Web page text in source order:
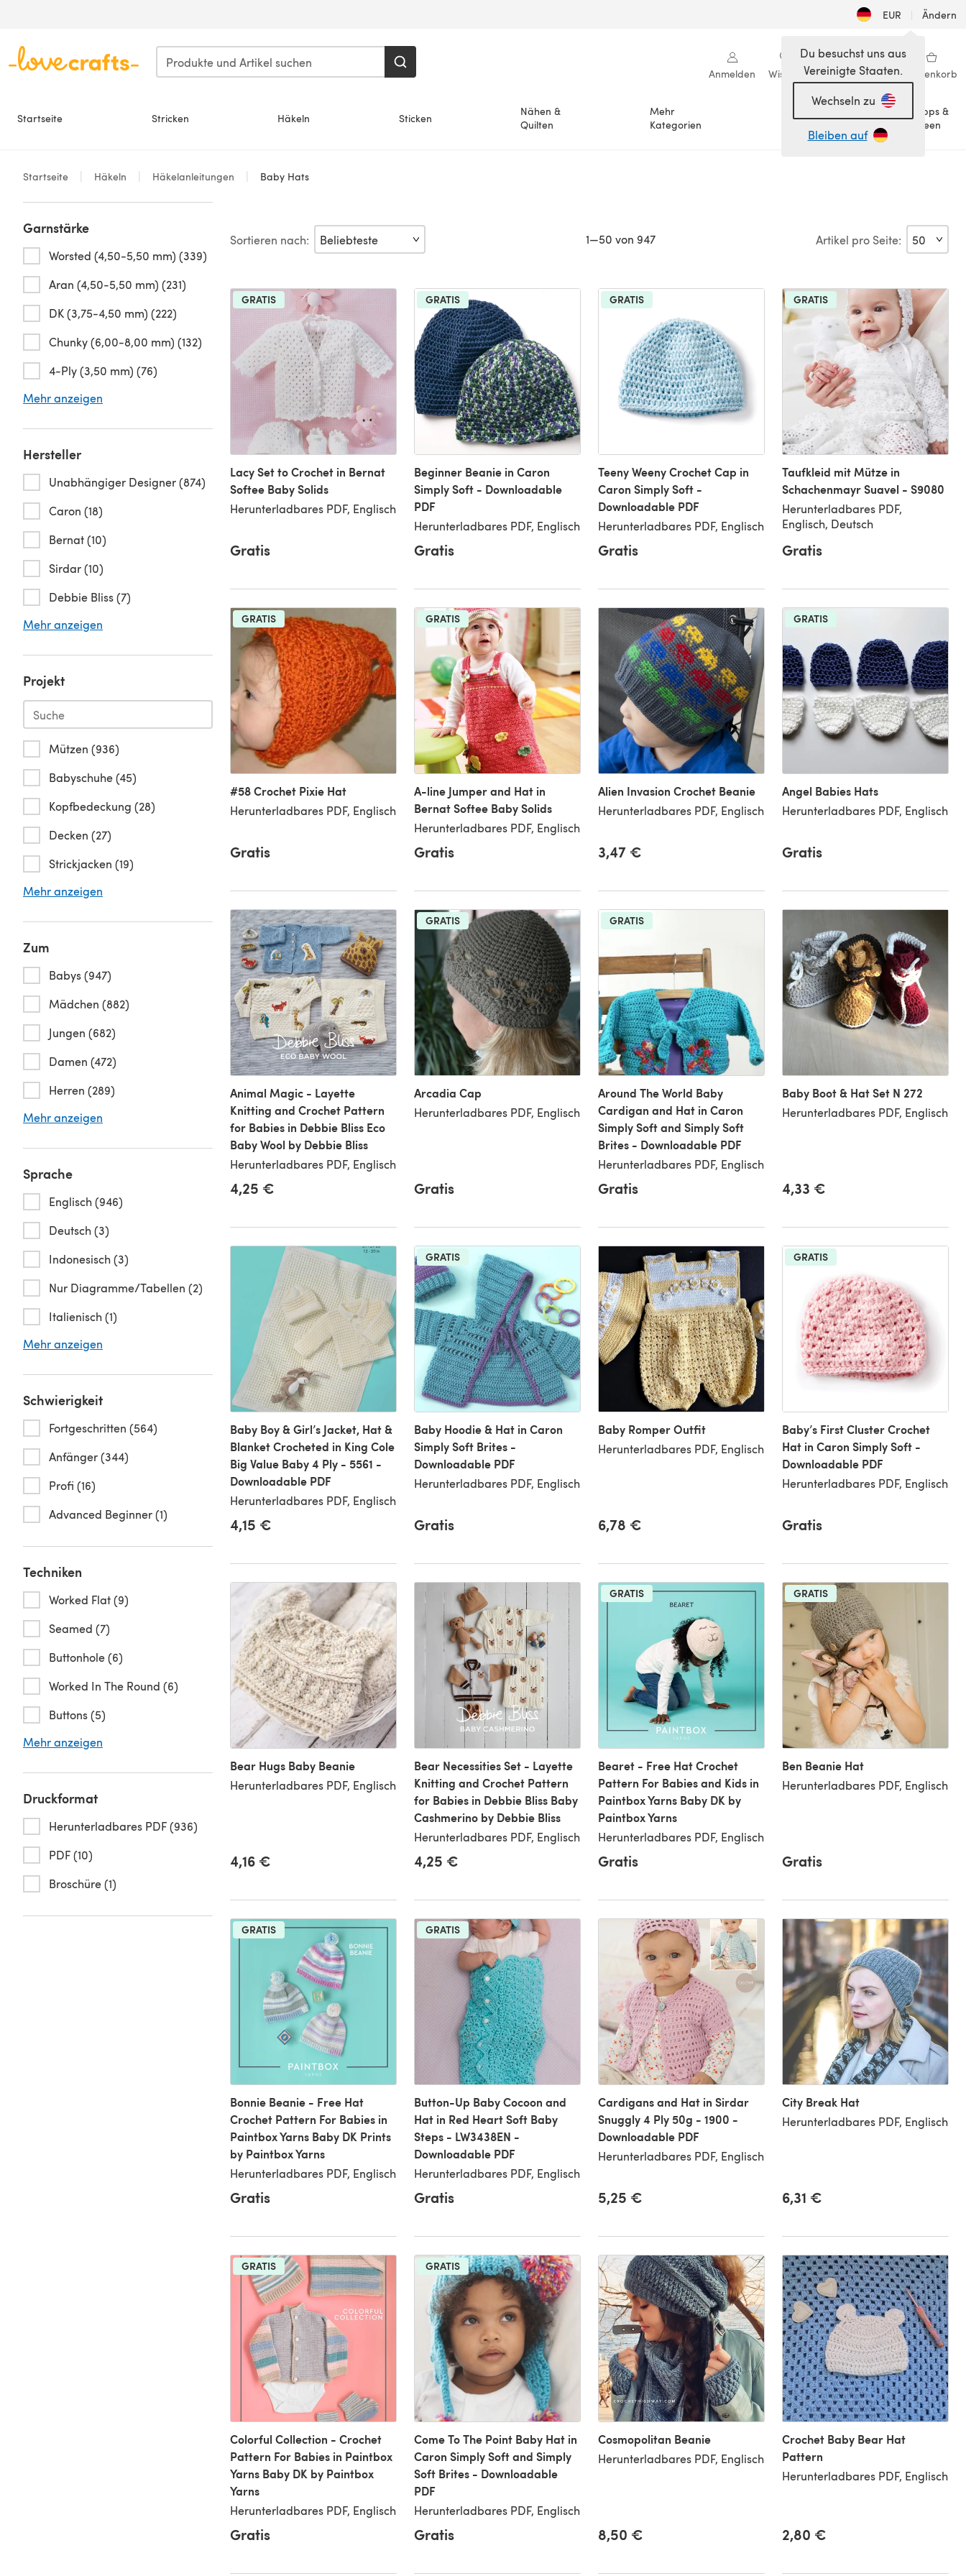
EUR | Ändern
Anmelden Wishlist Meine Bibliothek Warenkorb
Startseite Stricken Häkeln Sticken
Nähen &
Quilten
Mehr
Kategorien
Anlässe
Tipps &
Ideen
Du besuchst uns aus
Vereinigte Staaten.
Wechseln zu
Bleiben auf
Startseite Häkeln Häkelanleitungen Baby Hats
Garnstärke
Worsted (4,50-5,50 mm) (339)
Aran (4,50-5,50 mm) (231)
DK (3,75-4,50 mm) (222)
Chunky (6,00-8,00 mm) (132)
4-Ply (3,50 mm) (76)
Mehr anzeigen
Hersteller
Unabhängiger Designer (874)
Caron (18)
Bernat (10)
Sirdar (10)
Debbie Bliss (7)
Mehr anzeigen
Projekt
Mützen (936)
Babyschuhe (45)
Kopfbedeckung (28)
Decken (27)
Strickjacken (19)
Mehr anzeigen
Zum
Babys (947)
Mädchen (882)
Jungen (682)
Damen (472)
Herren (289)
Mehr anzeigen
Sprache
Englisch (946)
Deutsch (3)
Indonesisch (3)
Nur Diagramme/Tabellen (2)
Italienisch (1)
Mehr anzeigen
Schwierigkeit
Fortgeschritten (564)
Anfänger (344)
Profi (16)
Advanced Beginner (1)
Techniken
Worked Flat (9)
Seamed (7)
Buttonhole (6)
Worked In The Round (6)
Buttons (5)
Mehr anzeigen
Druckformat
Herunterladbares PDF (936)
PDF (10)
Broschüre (1)
Sortieren nach: 1—50 von 947 Artikel pro Seite:
GRATIS
Lacy Set to Crochet in Bernat
Softee Baby Solids
Herunterladbares PDF, Englisch
Gratis
GRATIS
Beginner Beanie in Caron
Simply Soft - Downloadable
PDF
Herunterladbares PDF, Englisch
Gratis
GRATIS
Teeny Weeny Crochet Cap in
Caron Simply Soft -
Downloadable PDF
Herunterladbares PDF, Englisch
Gratis
GRATIS
Taufkleid mit Mütze in
Schachenmayr Suavel - S9080
Herunterladbares PDF,
Englisch, Deutsch
Gratis
GRATIS
#58 Crochet Pixie Hat
Herunterladbares PDF, Englisch
Gratis
GRATIS
A-line Jumper and Hat in
Bernat Softee Baby Solids
Herunterladbares PDF, Englisch
Gratis
Alien Invasion Crochet Beanie
Herunterladbares PDF, Englisch
3,47 €
GRATIS
Angel Babies Hats
Herunterladbares PDF, Englisch
Gratis
Animal Magic - Layette
Knitting and Crochet Pattern
for Babies in Debbie Bliss Eco
Baby Wool by Debbie Bliss
Herunterladbares PDF, Englisch
4,25 €
GRATIS
Arcadia Cap
Herunterladbares PDF, Englisch
Gratis
GRATIS
Around The World Baby
Cardigan and Hat in Caron
Simply Soft and Simply Soft
Brites - Downloadable PDF
Herunterladbares PDF, Englisch
Gratis
Baby Boot & Hat Set N 272
Herunterladbares PDF, Englisch
4,33 €
Baby Boy & Girl’s Jacket, Hat &
Blanket Crocheted in King Cole
Big Value Baby 4 Ply - 5561 -
Downloadable PDF
Herunterladbares PDF, Englisch
4,15 €
GRATIS
Baby Hoodie & Hat in Caron
Simply Soft Brites -
Downloadable PDF
Herunterladbares PDF, Englisch
Gratis
Baby Romper Outfit
Herunterladbares PDF, Englisch
6,78 €
GRATIS
Baby’s First Cluster Crochet
Hat in Caron Simply Soft -
Downloadable PDF
Herunterladbares PDF, Englisch
Gratis
Bear Hugs Baby Beanie
Herunterladbares PDF, Englisch
4,16 €
Bear Necessities Set - Layette
Knitting and Crochet Pattern
for Babies in Debbie Bliss Baby
Cashmerino by Debbie Bliss
Herunterladbares PDF, Englisch
4,25 €
GRATIS
Bearet - Free Hat Crochet
Pattern For Babies and Kids in
Paintbox Yarns Baby DK by
Paintbox Yarns
Herunterladbares PDF, Englisch
Gratis
GRATIS
Ben Beanie Hat
Herunterladbares PDF, Englisch
Gratis
GRATIS
Bonnie Beanie - Free Hat
Crochet Pattern For Babies in
Paintbox Yarns Baby DK Prints
by Paintbox Yarns
Herunterladbares PDF, Englisch
Gratis
GRATIS
Button-Up Baby Cocoon and
Hat in Red Heart Soft Baby
Steps - LW3438EN -
Downloadable PDF
Herunterladbares PDF, Englisch
Gratis
Cardigans and Hat in Sirdar
Snuggly 4 Ply 50g - 1900 -
Downloadable PDF
Herunterladbares PDF, Englisch
5,25 €
City Break Hat
Herunterladbares PDF, Englisch
6,31 €
GRATIS
Colorful Collection - Crochet
Pattern For Babies in Paintbox
Yarns Baby DK by Paintbox
Yarns
Herunterladbares PDF, Englisch
Gratis
GRATIS
Come To The Point Baby Hat in
Caron Simply Soft and Simply
Soft Brites - Downloadable
PDF
Herunterladbares PDF, Englisch
Gratis
Cosmopolitan Beanie
Herunterladbares PDF, Englisch
8,50 €
Crochet Baby Bear Hat
Pattern
Herunterladbares PDF, Englisch
2,80 €